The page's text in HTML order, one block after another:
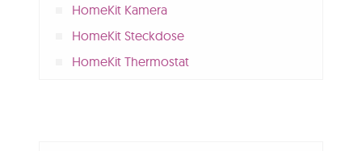
HomeKit Kamera
HomeKit Steckdose
HomeKit Thermostat